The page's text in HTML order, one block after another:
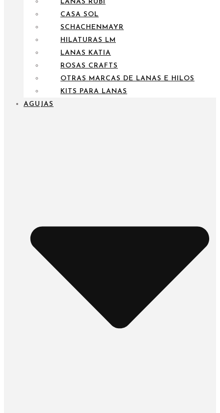
LANAS RUBÍ
CASA SOL
SCHACHENMAYR
HILATURAS LM
LANAS KATIA
ROSAS CRAFTS
OTRAS MARCAS DE LANAS E HILOS
KITS PARA LANAS
AGUJAS